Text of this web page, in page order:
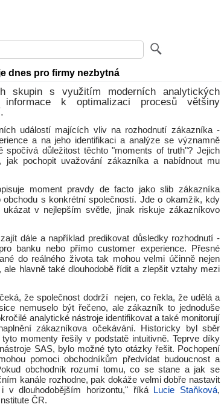
dnes pro firmy nezbytná
skupin s využitím moderních analytických
k optimalizaci procesů většiny
událostí majících vliv na rozhodnutí zákazníka -
a na jeho identifikaci a analýze se významně
důležitost těchto "moments of truth"? Jejich
jak pochopit uvažování zákazníka a nabídnout mu
moment pravdy de facto jako slib zákazníka
s konkrétní společností. Jde o okamžik, kdy
v nejlepším světle, jinak riskuje zákazníkovo
dále a například predikovat důsledky rozhodnutí -
banku nebo přímo customer experience. Přesné
do reálného života tak mohou velmi účinně nejen
hlavně také dlouhodobě řídit a zlepšit vztahy mezi
že společnost dodrží nejen, co řekla, že udělá a
nemuselo být řečeno, ale zákazník to jednoduše
analytické nástroje identifikovat a také monitorují
zákazníkova očekávání. Historicky byl sběr
momenty řešily v podstatě intuitivně. Teprve díky
SAS, bylo možné tyto otázky řešit. Pochopení
pomoci obchodníkům předvídat budoucnost a
obchodník rozumí tomu, co se stane a jak se
kanále rozhodne, pak dokáže velmi dobře nastavit
v dlouhodobějším horizontu," říká
Lucie Staňková,
ČR.